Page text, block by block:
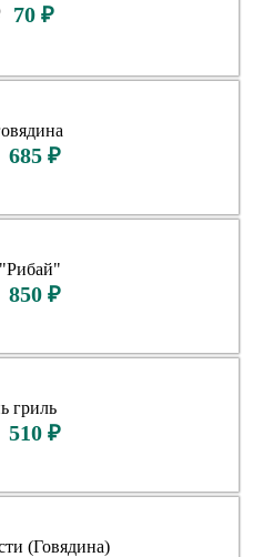
70 ₽
685 ₽
850 ₽
гриль
510 ₽
(Говядина)